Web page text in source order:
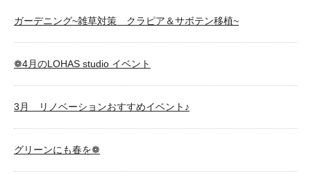
ガーデニング~雑草対策 クラピア＆サボテン移植~
❁4月のLOHAS studio イベント
3月 リノベーションおすすめイベント♪
グリーンにも春を❁